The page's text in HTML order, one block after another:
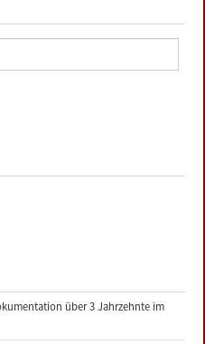
über 3 Jahrzehnte im